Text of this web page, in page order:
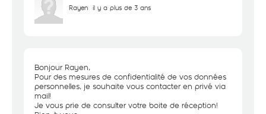
Rayen il y a plus de 3 ans
Bonjour Rayen,
Pour des mesures de confidentialité de vos données
personnelles, je souhaite vous contacter en privé via
mail!
Je vous prie de consulter votre boite de réception!